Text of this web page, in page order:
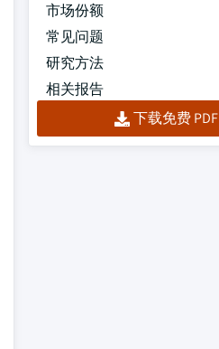
市场份额
常见问题
研究方法
相关报告
下载免费 PDF